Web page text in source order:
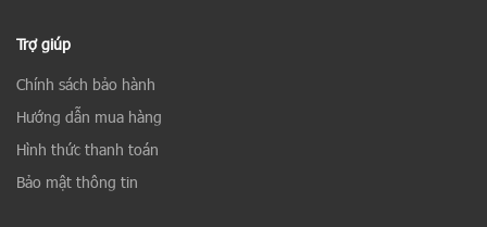
Trợ giúp
Chính sách bảo hành
Hướng dẫn mua hàng
Hình thức thanh toán
Bảo mật thông tin